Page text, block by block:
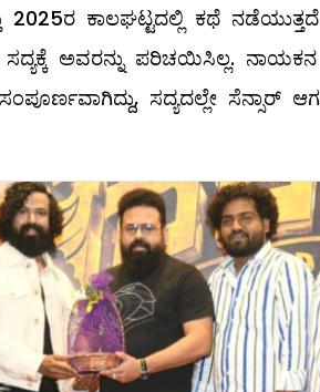
2025ರ ಕಾಲಘಟ್ಟದಲ್ಲಿ ಕಥೆ
ಸದ್ಯಕ್ಕೆ ಅವರನ್ನು ಪರಿಚಯಿಸಿಲ್ಲ.
ಸದ್ಯದಲ್ಲೇ ಸೆನ್ಸಾರ್